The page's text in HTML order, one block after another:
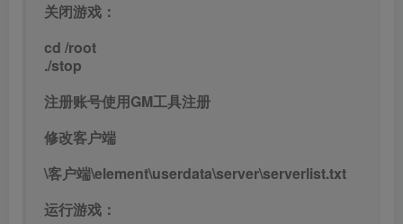
关闭游戏：
cd /root
./stop
注册账号使用GM工具注册
修改客户端
\客户端\element\userdata\server\serverlist.txt
运行游戏：